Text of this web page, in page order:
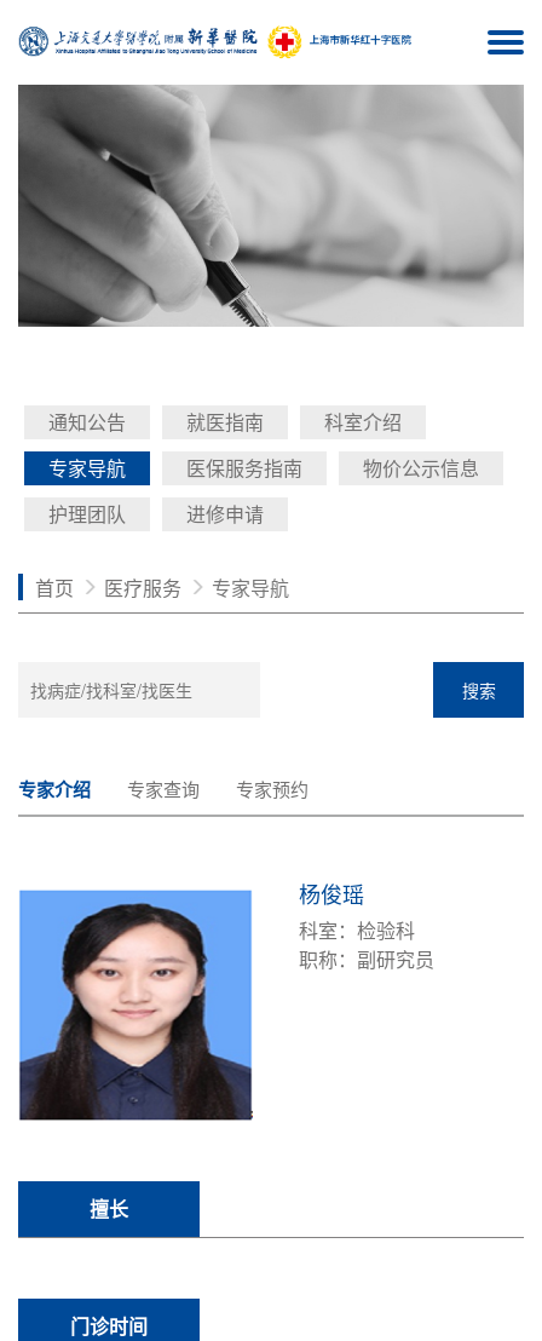
通知公告 就医指南
科室介绍
专家导航
医保服务指南
物价公示信息
护理团队
进修申请
首页 医疗服务 专家导航
搜索
专家介绍 专家查询 专家预约
杨俊瑶
科室：检验科
职称：副研究员
擅长
门诊时间